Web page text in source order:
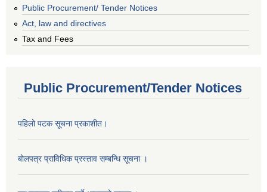
Public Procurement/ Tender Notices
Act, law and directives
Tax and Fees
Public Procurement/Tender Notices
पहिलो पटक सूचना प्रकाशीत।
बोलपत्र प्राविधिक प्रस्ताव सम्बन्धि सूचना ।